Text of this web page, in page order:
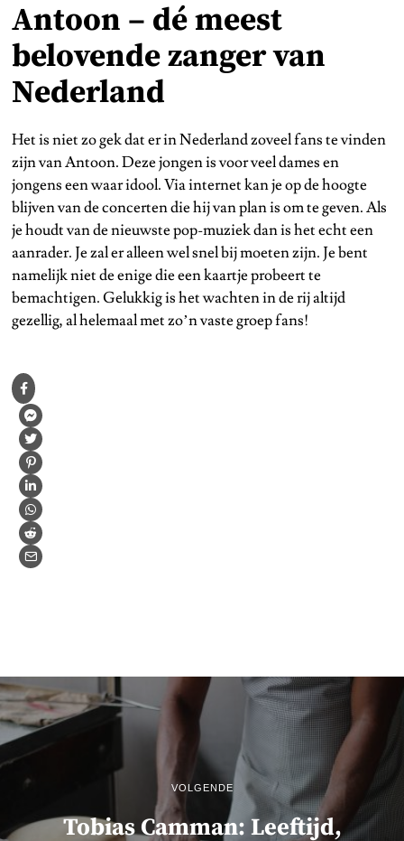
Antoon – dé meest
belovende zanger van
Nederland
Het is niet zo gek dat er in Nederland zoveel fans te vinden
zijn van Antoon. Deze jongen is voor veel dames en
jongens een waar idool. Via internet kan je op de hoogte
blijven van de concerten die hij van plan is om te geven. Als
je houdt van de nieuwste pop-muziek dan is het echt een
aanrader. Je zal er alleen wel snel bij moeten zijn. Je bent
namelijk niet de enige die een kaartje probeert te
bemachtigen. Gelukkig is het wachten in de rij altijd
gezellig, al helemaal met zo’n vaste groep fans!
VOLGENDE
Tobias Camman: Leeftijd,